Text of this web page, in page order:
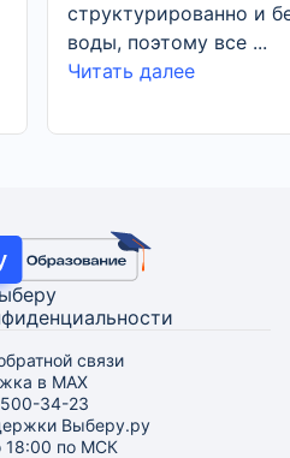
структурированно и
воды, поэтому все ...
Читать далее
связи
в MAX
34-23
Выберу.ру
18:00 по МСК